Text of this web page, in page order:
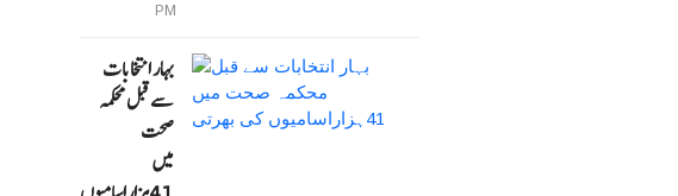
PM
بہار انتخابات
سے قبل محکمہ
صحت
میں